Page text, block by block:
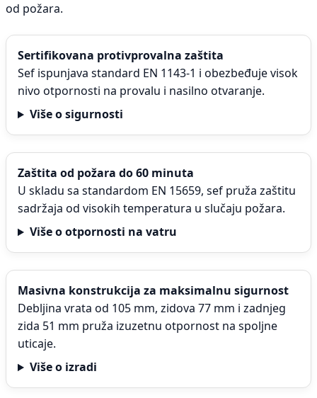
od požara.
Sertifikovana protivprovalna zaštita
Sef ispunjava standard EN 1143-1 i obezbeđuje visok
nivo otpornosti na provalu i nasilno otvaranje.
Više o sigurnosti
Zaštita od požara do 60 minuta
U skladu sa standardom EN 15659, sef pruža zaštitu
sadržaja od visokih temperatura u slučaju požara.
Više o otpornosti na vatru
Masivna konstrukcija za maksimalnu sigurnost
Debljina vrata od 105 mm, zidova 77 mm i zadnjeg
zida 51 mm pruža izuzetnu otpornost na spoljne
uticaje.
Više o izradi